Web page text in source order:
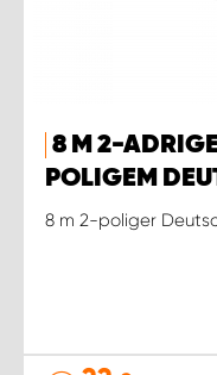
8 M 2-
POLIGEM
8 m 2-poliger
WORK SYSTEM STUTTGART